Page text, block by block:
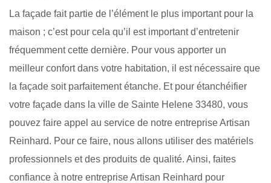
La façade fait partie de l’élément le plus important pour la
maison ; c’est pour cela qu’il est important d’entretenir
fréquemment cette dernière. Pour vous apporter un
meilleur confort dans votre habitation, il est nécessaire que
la façade soit parfaitement étanche. Et pour étanchéifier
votre façade dans la ville de Sainte Helene 33480, vous
pouvez faire appel au service de notre entreprise Artisan
Reinhard. Pour ce faire, nous allons utiliser des matériels
professionnels et des produits de qualité. Ainsi, faites
confiance à notre entreprise Artisan Reinhard pour